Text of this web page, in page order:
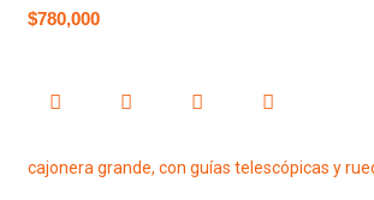
$780,000
cajonera grande, con guías telescópicas y